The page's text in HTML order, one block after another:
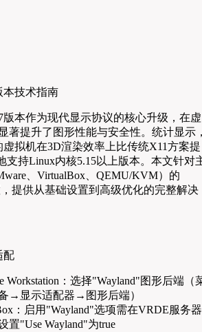
本技术指南
版本作为现代显示协议的核心升级，在虚
著提升了图形性能与安全性。统计显示
虚拟机在3D渲染效率上比传统X11方案提
支持Linux内核5.15以上版本。本文针对
、VirtualBox、QEMU/KVM）的
，提供从基础设置到高级优化的完整解决
配
Workstation：选择"Wayland"图形后端（
→显示适配器→图形后端）
：启用"Wayland"选项需在VRDE服务器
置"Use Wayland"为true